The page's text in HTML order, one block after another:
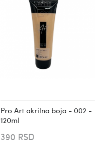
Pro Art akrilna boja - 002 -
120ml
390 RSD